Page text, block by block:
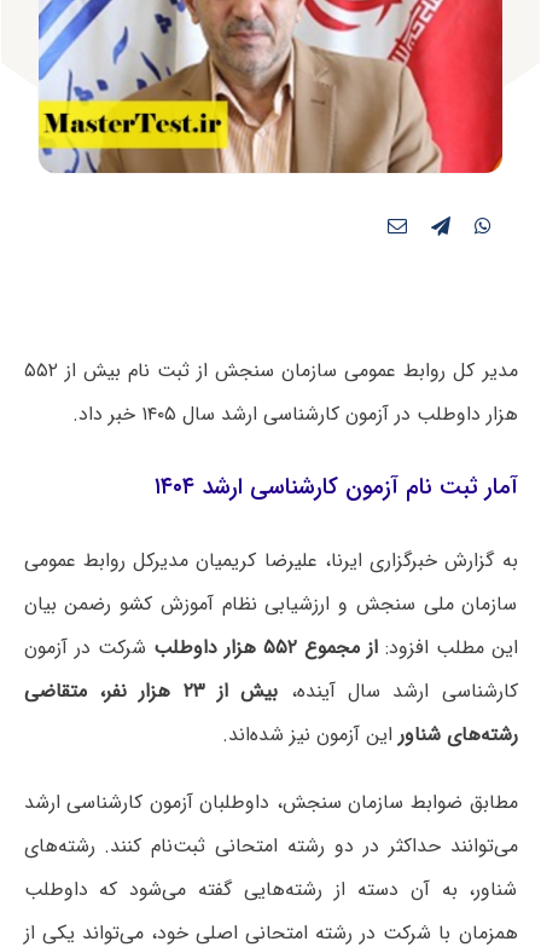
مدیر کل روابط عمومی سازمان سنجش از ثبت نام بیش از ۵۵۲
هزار داوطلب در آزمون کارشناسی ارشد سال ۱۴۰۵ خبر داد.
آمار ثبت نام آزمون کارشناسی ارشد ۱۴۰۴
به گزارش خبرگزاری ایرنا،‌ علیرضا کریمیان مدیرکل روابط عمومی
سازمان ملی سنجش و ارزشیابی نظام آموزش کشو رضمن بیان
این مطلب افزود:از مجموع ۵۵۲ هزار داوطلب
شرکت در آزمون
کارشناسی ارشد سال آینده،
بیش از ۲۳ هزار نفر، متقاضی
رشته‌های شناوراین آزمون نیز شده‌اند.
مطابق ضوابط سازمان سنجش، داوطلبان آزمون کارشناسی ارشد
می‌توانند حداکثر در دو رشته امتحانی ثبت‌نام کنند. رشته‌های
شناور، به آن دسته از رشته‌هایی گفته می‌شود که داوطلب
همزمان با شرکت در رشته امتحانی اصلی خود، می‌تواند یکی از